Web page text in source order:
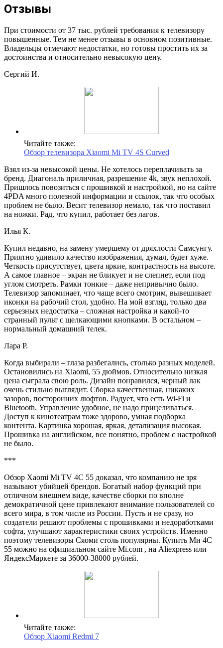
Отзывы
При стоимости от 37 тыс. рублей требования к телевизору
повышенные. Тем не менее отзывы в основном позитивные.
Владельцы отмечают недостатки, но готовы простить их за
достоинства и относительно невысокую цену.
Сергий И.
Читайте также:
Обзор телевизора Xiaomi Mi TV 4S Curved
Взял из-за невысокой цены. Не хотелось переплачивать за
бренд. Диагональ приличная, разрешение 4k, звук неплохой.
Пришлось повозиться с прошивкой и настройкой, но на сайте
4PDA много полезной информации и ссылок, так что особых
проблем не было. Весит телевизор немало, так что поставил
на ножки. Рад, что купил, работает без лагов.
Илья К.
Купил недавно, на замену умершему от дряхлости Самсунгу.
Приятно удивило качество изображения, думал, будет хуже.
Четкость присутствует, цвета яркие, контрастность на высоте.
А самое главное – экран не бликует и не слепнет, если под
углом смотреть. Рамки тонкие – даже непривычно было.
Телевизор запоминает, что чаще всего смотрим, вывешивает
иконки на рабочий стол, удобно. На мой взгляд, только два
серьезных недостатка – сложная настройка и какой-то
странный пульт с щелкающими кнопками. В остальном –
нормальный домашний телек.
Лара Р.
Когда выбирали – глаза разбегались, столько разных моделей.
Остановились на Xiaomi, 55 дюймов. Относительно низкая
цена сыграла свою роль. Дизайн понравился, черный лак
очень стильно выглядит. Сборка качественная, никаких
зазоров, посторонних люфтов. Радует, что есть Wi-Fi и
Bluetooth. Управление удобное, не надо прицеливаться.
Доступ к кинотеатрам тоже здорово, умная подборка
контента. Картинка хорошая, яркая, детализация высокая.
Прошивка на английском, все понятно, проблем с настройкой
не было.
***
Обзор Xaomi Mi TV 4C 55 доказал, что компанию не зря
называют убийцей брендов. Богатый набор функций при
отличном внешнем виде, качестве сборки по вполне
демократичной цене привлекают внимание пользователей со
всего мира, в том числе из России. Пусть и не сразу, но
создатели решают проблемы с прошивками и недоработками
софта, улучшают характеристики своих устройств. Именно
поэтому телевизоры Сяоми столь популярны. Купить Ми 4С
55 можно на официальном сайте Mi.com , на Aliexpress или
ЯндексМаркете за 36000-38000 рублей.
Читайте также:
Обзор Xiaomi Redmi 7